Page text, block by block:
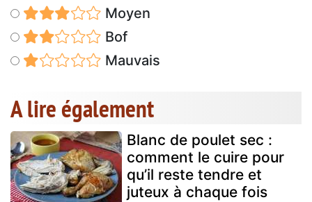
Moyen
Bof
Mauvais
A lire également
Blanc de poulet sec :
comment le cuire pour
qu’il reste tendre et
juteux à chaque fois